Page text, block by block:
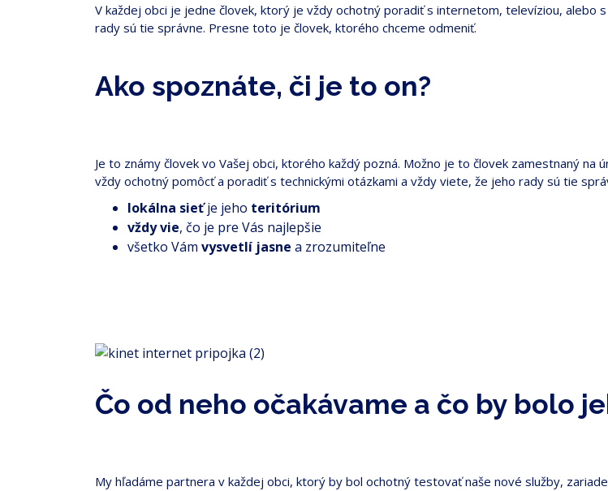
V každej obci je jedne človek, ktorý je vždy ochotný poradiť s internetom, televíziou, alebo
rady sú tie správne. Presne toto je človek, ktorého chceme odmeniť.
Ako spoznáte, či je to on?
Je to známy človek vo Vašej obci, ktorého každý pozná. Možno je to človek zamestnaný
vždy ochotný pomôcť a poradiť s technickými otázkami a vždy viete, že jeho rady sú tie
lokálna sieťje jeho teritórium
vždy vie, čo je pre Vás najlepšie
všetko Vám vysvetlí jasne a zrozumiteľne
Čo od neho očakávame a čo by bolo
My hľadáme partnera v každej obci, ktorý by bol ochotný testovať naše nové služby,